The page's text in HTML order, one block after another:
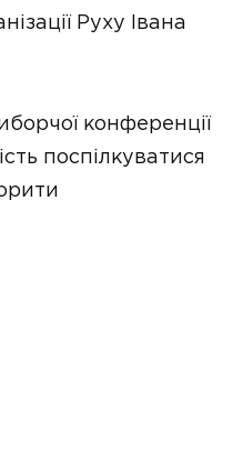
Руху Івана
конференції
поспілкуватися